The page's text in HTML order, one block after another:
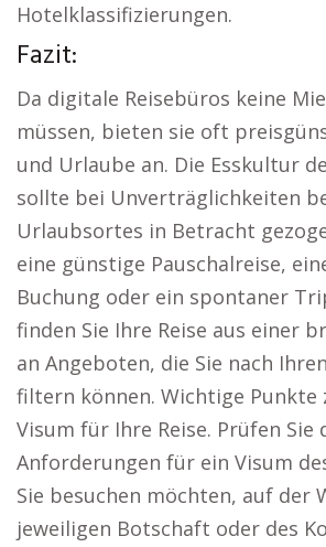
Hotelklassifizierungen.
Fazit:
Da digitale Reisebüros keine
müssen, bieten sie oft
und Urlaube an. Die Esskultur
sollte bei Unverträglichkeiten
Urlaubsortes in Betracht
eine günstige Pauschalreise,
Buchung oder ein spontaner
finden Sie Ihre Reise aus einer
an Angeboten, die Sie nach
filtern können. Wichtige Punkte
Visum für Ihre Reise. Prüfen Sie
Anforderungen für ein Visum
Sie besuchen möchten, auf der
jeweiligen Botschaft oder des